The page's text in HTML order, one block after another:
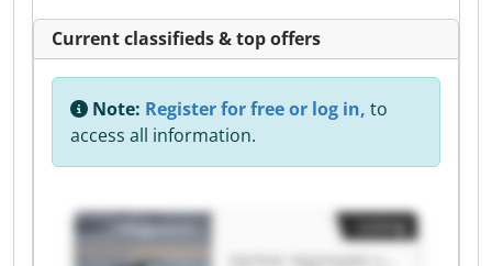
Current classifieds & top offers
Note: Register for free or log in, to
access all information.